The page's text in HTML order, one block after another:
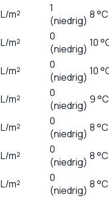
L/m²
1
(niedrig) 8 °C
L/m²
0
(niedrig) 10
L/m²
0
(niedrig) 10
L/m²
0
(niedrig) 9 °C
L/m²
0
(niedrig) 8 °C
L/m²
0
(niedrig) 8 °C
L/m²
0
(niedrig) 8 °C